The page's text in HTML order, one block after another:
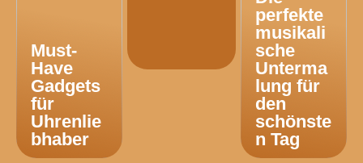
Must-
Have
Gadgets
für
Uhrenlie
bhaber
perfekte
musikali
sche
Unterma
lung für
den
schönste
n Tag